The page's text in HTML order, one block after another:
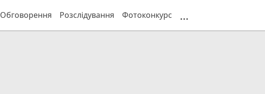
Обговорення Розслідування Фотоконкурс ...